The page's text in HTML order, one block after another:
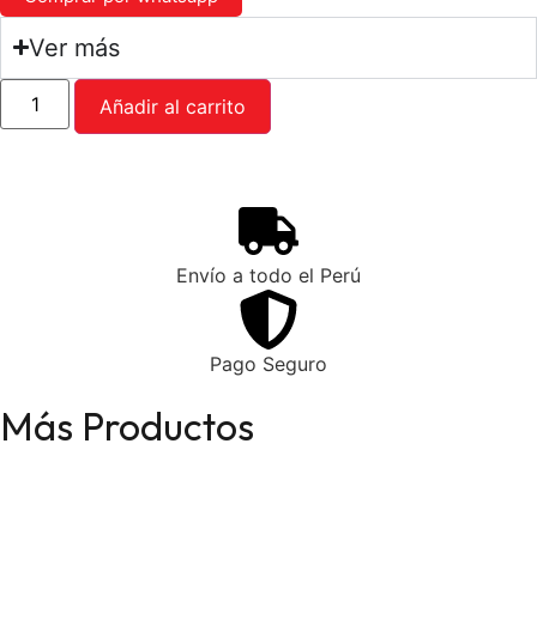
Ver más
Añadir al carrito
Envío a todo el Perú
Pago Seguro
Más Productos